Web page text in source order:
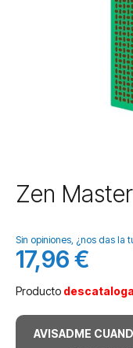
Saltar
al
de
la
galería
imágenes
Zen Master
Sin opiniones, ¿nos das la
17,96 €
Producto
AVISADME